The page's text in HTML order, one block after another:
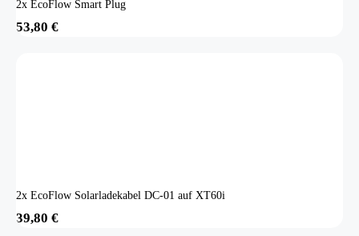
2x EcoFlow Smart Plug
53,80 €
2x EcoFlow Solarladekabel DC-01 auf XT60i
39,80 €